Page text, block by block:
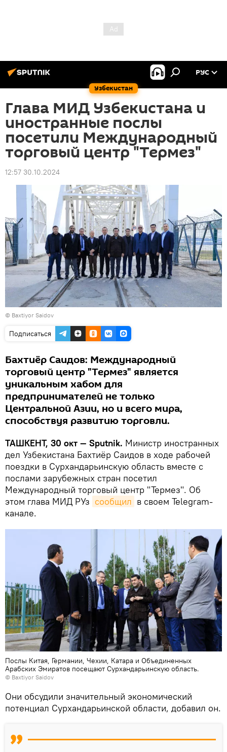
Узбекистан
РУС
Глава МИД Узбекистана и
иностранные послы
посетили Международный
торговый центр "Термез"
12:57 30.10.2024
© Baxtiyor Saidov
Подписаться
Бахтиёр Саидов: Международный
торговый центр "Термез" является
уникальным хабом для
предпринимателей не только
Центральной Азии, но и всего мира,
способствуя развитию торговли.
ТАШКЕНТ, 30 окт — Sputnik. Министр иностранных
дел Узбекистана Бахтиёр Саидов в ходе рабочей
поездки в Сурхандарьинскую область вместе с
послами зарубежных стран посетил
Международный торговый центр "Термез". Об
этом глава МИД РУз сообщил в своем Telegram-
канале.
Послы Китая, Германии, Чехии, Катара и Объединенных
Арабских Эмиратов посещают Сурхандарьинскую область.
© Baxtiyor Saidov
Они обсудили значительный экономический
потенциал Сурхандарьинской области, добавил он.